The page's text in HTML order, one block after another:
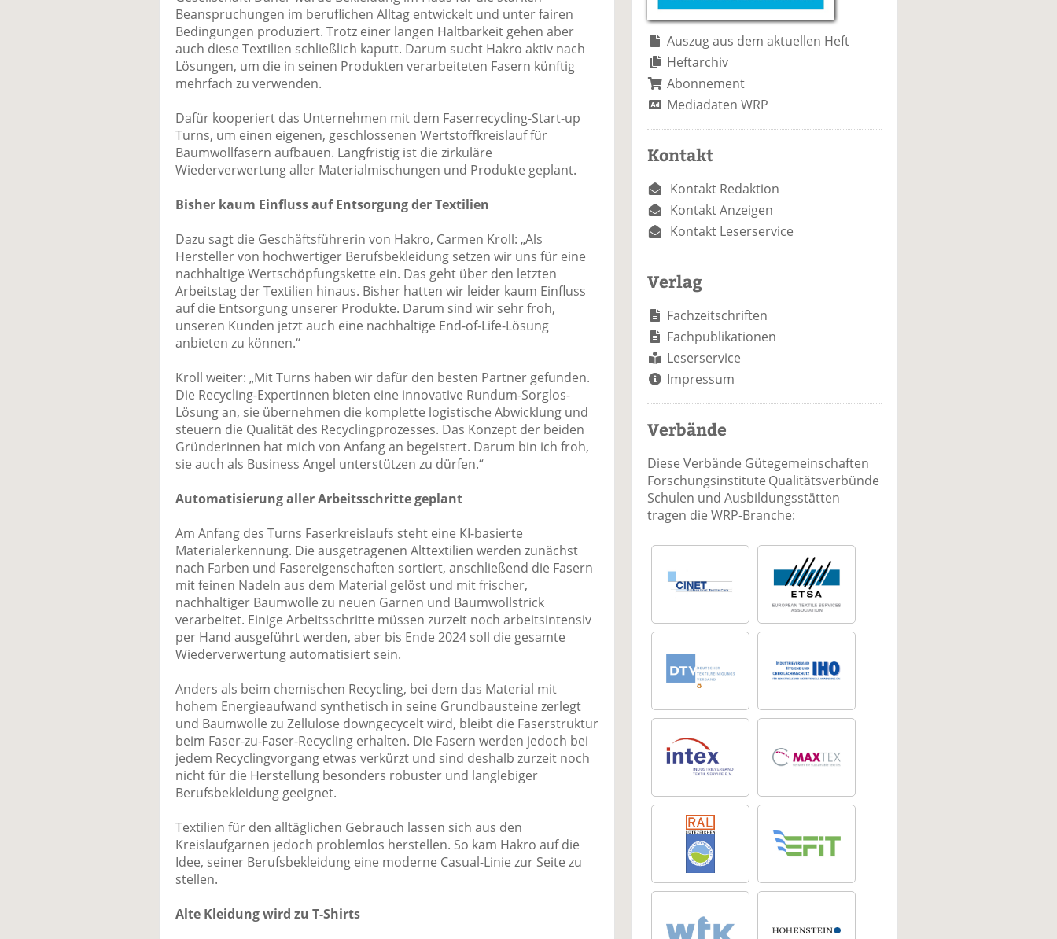
n
n
Beanspruchungen im beruflichen Alltag entwickelt und unter fairen
Bedingungen produziert. Trotz einer langen Haltbarkeit gehen aber
auch diese Textilien schließlich kaputt. Darum sucht Hakro aktiv nach
Lösungen, um die in seinen Produkten verarbeiteten Fasern künftig
mehrfach zu verwenden.
Dafür kooperiert das Unternehmen mit dem Faserrecycling-Start-up
Turns, um einen eigenen, geschlossenen Wertstoffkreislauf für
Baumwollfasern aufbauen. Langfristig ist die zirkuläre
Wiederverwertung aller Materialmischungen und Produkte geplant.
Bisher kaum Einfluss auf Entsorgung der Textilien
Dazu sagt die Geschäftsführerin von Hakro, Carmen Kroll: „Als
Hersteller von hochwertiger Berufsbekleidung setzen wir uns für eine
nachhaltige Wertschöpfungskette ein. Das geht über den letzten
Arbeitstag der Textilien hinaus. Bisher hatten wir leider kaum Einfluss
auf die Entsorgung unserer Produkte. Darum sind wir sehr froh,
unseren Kunden jetzt auch eine nachhaltige End-of-Life-Lösung
anbieten zu können.“
Kroll weiter: „Mit Turns haben wir dafür den besten Partner gefunden.
Die Recycling-Expertinnen bieten eine innovative Rundum-Sorglos-
Lösung an, sie übernehmen die komplette logistische Abwicklung und
steuern die Qualität des Recyclingprozesses. Das Konzept der beiden
Gründerinnen hat mich von Anfang an begeistert. Darum bin ich froh,
sie auch als Business Angel unterstützen zu dürfen.“
Automatisierung aller Arbeitsschritte geplant
Am Anfang des Turns Faserkreislaufs steht eine KI-basierte
Materialerkennung. Die ausgetragenen Alttextilien werden zunächst
nach Farben und Fasereigenschaften sortiert, anschließend die Fasern
mit feinen Nadeln aus dem Material gelöst und mit frischer,
nachhaltiger Baumwolle zu neuen Garnen und Baumwollstrick
verarbeitet. Einige Arbeitsschritte müssen zurzeit noch arbeitsintensiv
per Hand ausgeführt werden, aber bis Ende 2024 soll die gesamte
Wiederverwertung automatisiert sein.
Anders als beim chemischen Recycling, bei dem das Material mit
hohem Energieaufwand synthetisch in seine Grundbausteine zerlegt
und Baumwolle zu Zellulose downgecycelt wird, bleibt die Faserstruktur
beim Faser-zu-Faser-Recycling erhalten. Die Fasern werden jedoch bei
jedem Recyclingvorgang etwas verkürzt und sind deshalb zurzeit noch
nicht für die Herstellung besonders robuster und langlebiger
Berufsbekleidung geeignet.
Textilien für den alltäglichen Gebrauch lassen sich aus den
Kreislaufgarnen jedoch problemlos herstellen. So kam Hakro auf die
Idee, seiner Berufsbekleidung eine moderne Casual-Linie zur Seite zu
stellen.
Alte Kleidung wird zu T-Shirts
Auszug aus dem aktuellen Heft
Heftarchiv
Abonnement
Mediadaten WRP
Kontakt
Kontakt Redaktion
Kontakt Anzeigen
Kontakt Leserservice
Verlag
Fachzeitschriften
Fachpublikationen
Leserservice
Impressum
Verbände
Diese Verbände Gütegemeinschaften
Forschungsinstitute Qualitätsverbünde
Schulen und Ausbildungsstätten
tragen die WRP-Branche: